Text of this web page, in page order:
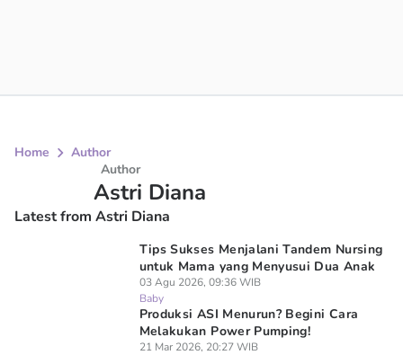
Home
Author
Author
Astri Diana
Latest from Astri Diana
Tips Sukses Menjalani Tandem Nursing
untuk Mama yang Menyusui Dua Anak
03 Agu 2026, 09:36 WIB
Baby
Produksi ASI Menurun? Begini Cara
Melakukan Power Pumping!
21 Mar 2026, 20:27 WIB